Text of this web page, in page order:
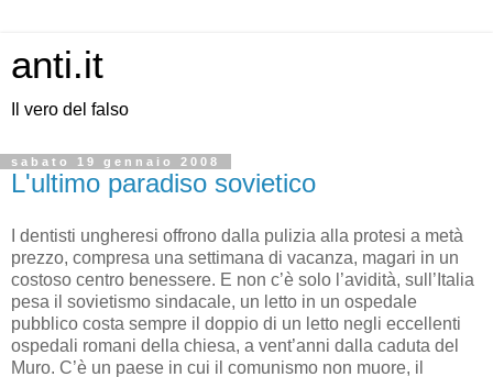
anti.it
Il vero del falso
sabato 19 gennaio 2008
L'ultimo paradiso sovietico
I dentisti ungheresi offrono dalla pulizia alla protesi a metà
prezzo, compresa una settimana di vacanza, magari in un
costoso centro benessere. E non c’è solo l’avidità, sull’Italia
pesa il sovietismo sindacale, un letto in un ospedale
pubblico costa sempre il doppio di un letto negli eccellenti
ospedali romani della chiesa, a vent’anni dalla caduta del
Muro. C’è un paese in cui il comunismo non muore, il